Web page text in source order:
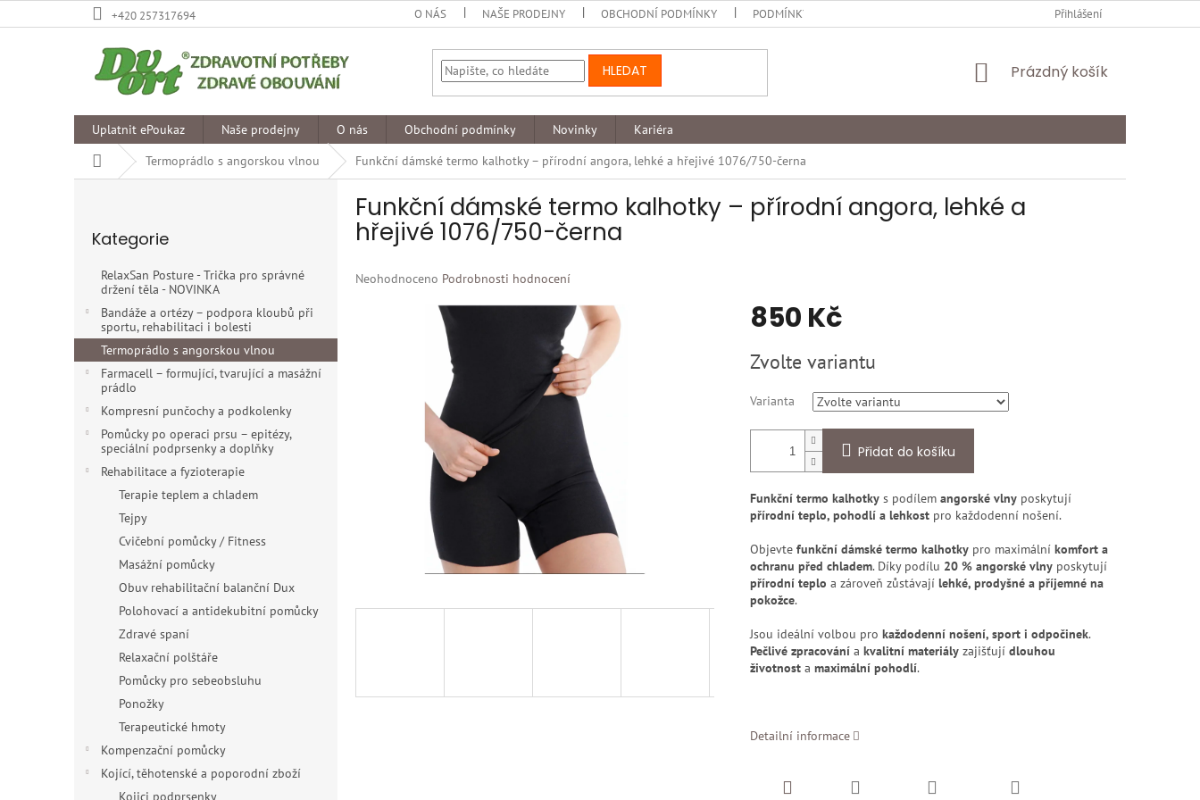
na
+420 257317694 O NÁS NAŠE PRODEJNY OBCHODNÍ PODMÍNKY PODMÍNKY OCHRANY OSOBNÍCH ÚDAJŮ ODSTOUPENÍ OD
Přihlášení
HLEDAT
NÁKUPNÍ
Prázdný košík
Uplatnit ePoukaz Naše prodejny O nás Obchodní podmínky Novinky
Kariéra
Domů Termoprádlo s angorskou vlnou Funkční dámské termo kalhotky – přírodní angora, lehké a hřejivé 1076/750-černa
í
p
kategorie
Kategorie
RelaxSan Posture - Trička pro správné
držení těla - NOVINKA
Bandáže a ortézy – podpora kloubů při
sportu, rehabilitaci i bolesti
Termoprádlo s angorskou vlnou
Farmacell – formující, tvarující a masážní
prádlo
Kompresní punčochy a podkolenky
Pomůcky po operaci prsu – epitézy,
speciální podprsenky a doplňky
Rehabilitace a fyzioterapie
Terapie teplem a chladem
Tejpy
Cvičební pomůcky / Fitness
Masážní pomůcky
Obuv rehabilitační balanční Dux
Polohovací a antidekubitní pomůcky
Zdravé spaní
Relaxační polštáře
Pomůcky pro sebeobsluhu
Ponožky
Terapeutické hmoty
Kompenzační pomůcky
Kojící, těhotenské a poporodní zboží
Kojici podprsenky
Funkční dámské termo kalhotky – přírodní angora, lehké a
hřejivé 1076/750-černa
Průměrné
Neohodnoceno Podrobnosti hodnocení
850 Kč
cena:
Zvolte variantu
Varianta
Přidat do košíku
Funkční termo kalhotkys podílem angorské vlnyposkytují
přírodní teplo, pohodlí a lehkostpro každodenní nošení.
Objevte funkční dámské termo kalhotkypro maximální komfort a
ochranu před chladem. Díky podílu 20 % angorské vlnyposkytují
přírodní teplo a zároveň zůstávají lehké, prodyšné a příjemné na
pokožce.
Jsou ideální volbou pro každodenní nošení, sport i odpočinek.
Pečlivé zpracovánía kvalitní materiályzajišťují dlouhou
životnosta maximální pohodlí.
Detailní informace